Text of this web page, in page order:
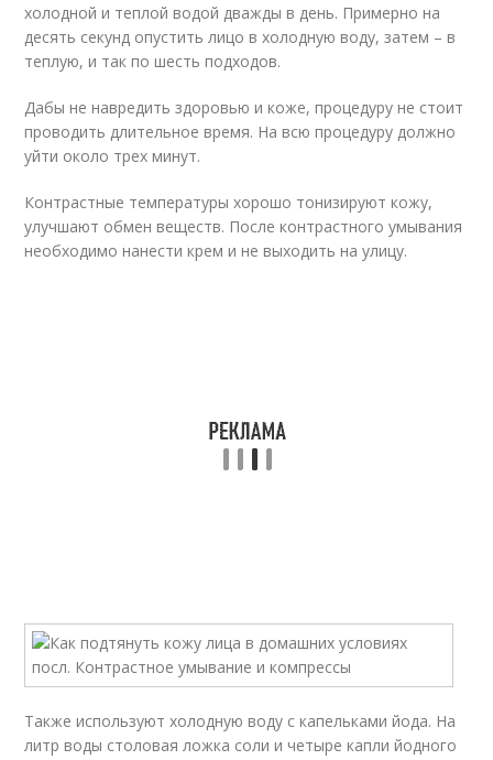
холодной и теплой водой дважды в день. Примерно на
десять секунд опустить лицо в холодную воду, затем – в
теплую, и так по шесть подходов.
Дабы не навредить здоровью и коже, процедуру не стоит
проводить длительное время. На всю процедуру должно
уйти около трех минут.
Контрастные температуры хорошо тонизируют кожу,
улучшают обмен веществ. После контрастного умывания
необходимо нанести крем и не выходить на улицу.
Также используют холодную воду с капельками йода. На
литр воды столовая ложка соли и четыре капли йодного